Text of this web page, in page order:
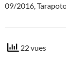
09/2016,
22 vues